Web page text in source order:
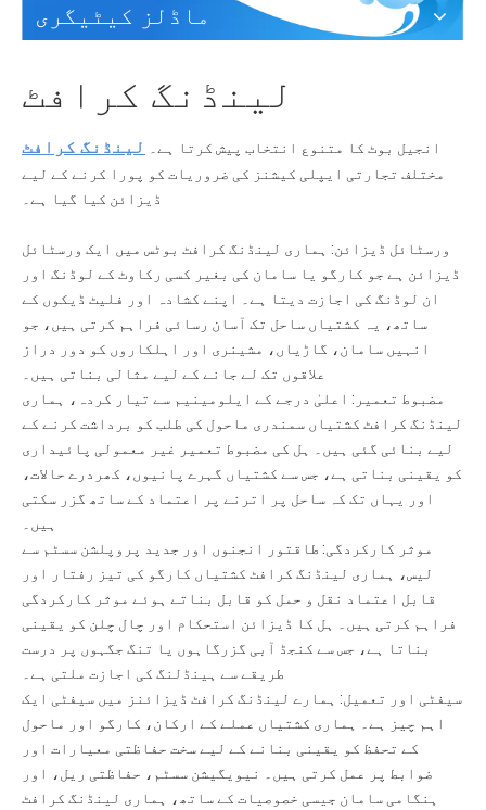
ماڈلز کیٹیگری
لینڈنگ کرافٹ
انجیل بوٹ کا متنوع انتخاب پیش کرتا ہے۔ لینڈنگ کرافٹ
مختلف تجارتی ایپلی کیشنز کی ضروریات کو پورا کرنے کے لیے
ڈیزائن کیا گیا ہے۔
ورسٹائل ڈیزائن: ہماری لینڈنگ کرافٹ بوٹس میں ایک ورسٹائل
ڈیزائن ہے جو کارگو یا سامان کی بغیر کسی رکاوٹ کے لوڈنگ اور
ان لوڈنگ کی اجازت دیتا ہے۔ اپنے کشادہ اور فلیٹ ڈیکوں کے
ساتھ، یہ کشتیاں ساحل تک آسان رسائی فراہم کرتی ہیں، جو
انہیں سامان، گاڑیاں، مشینری اور اہلکاروں کو دور دراز
علاقوں تک لے جانے کے لیے مثالی بناتی ہیں۔
مضبوط تعمیر: اعلیٰ درجے کے ایلومینیم سے تیار کردہ، ہماری
لینڈنگ کرافٹ کشتیاں سمندری ماحول کی طلب کو برداشت کرنے کے
لیے بنائی گئی ہیں۔ ہل کی مضبوط تعمیر غیر معمولی پائیداری
کو یقینی بناتی ہے، جس سے کشتیاں گہرے پانیوں، کھردرے حالات،
اور یہاں تک کہ ساحل پر اترنے پر اعتماد کے ساتھ گزر سکتی
ہیں۔
موثر کارکردگی: طاقتور انجنوں اور جدید پروپلشن سسٹم سے
لیس، ہماری لینڈنگ کرافٹ کشتیاں کارگو کی تیز رفتار اور
قابل اعتماد نقل و حمل کو قابل بناتے ہوئے موثر کارکردگی
فراہم کرتی ہیں۔ ہل کا ڈیزائن استحکام اور چال چلن کو یقینی
بناتا ہے، جس سے کنجڈ آبی گزرگاہوں یا تنگ جگہوں پر درست
طریقے سے ہینڈلنگ کی اجازت ملتی ہے۔
سیفٹی اور تعمیل: ہمارے لینڈنگ کرافٹ ڈیزائنز میں سیفٹی ایک
اہم چیز ہے۔ ہماری کشتیاں عملے کے ارکان، کارگو اور ماحول
کے تحفظ کو یقینی بنانے کے لیے سخت حفاظتی معیارات اور
ضوابط پر عمل کرتی ہیں۔ نیویگیشن سسٹم، حفاظتی ریل، اور
ہنگامی سامان جیسی خصوصیات کے ساتھ، ہماری لینڈنگ کرافٹ